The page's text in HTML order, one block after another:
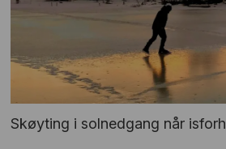
Skøyting i solnedgang når